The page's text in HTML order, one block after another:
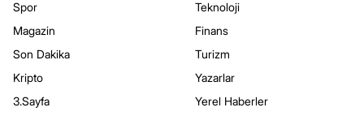
Spor
Magazin
Son Dakika
Kripto
3.Sayfa
Teknoloji
Finans
Turizm
Yazarlar
Yerel Haberler